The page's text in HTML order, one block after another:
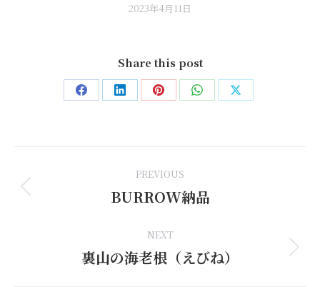
2023年4月11日
Share this post
Share Share Share Share Share
navigation
PREVIOUS
Previous
BURROW納品
NEXT
Next
裏山の海老根（えびね）